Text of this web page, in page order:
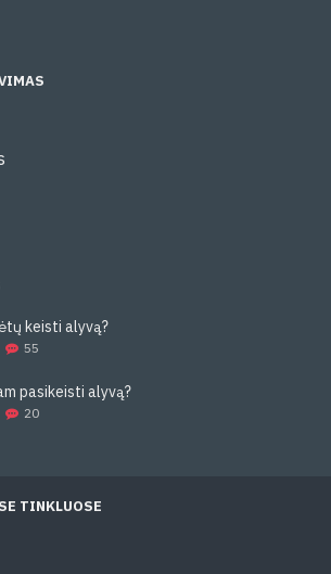
keisti alyvą?
55
pasikeisti alyvą?
20
TINKLUOSE